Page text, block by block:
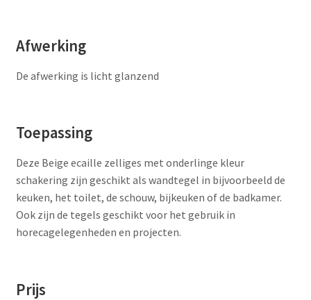
Afwerking
De afwerking is licht glanzend
Toepassing
Deze Beige ecaille zelliges met onderlinge kleur
schakering zijn geschikt als wandtegel in bijvoorbeeld de
keuken, het toilet, de schouw, bijkeuken of de badkamer.
Ook zijn de tegels geschikt voor het gebruik in
horecagelegenheden en projecten.
Prijs